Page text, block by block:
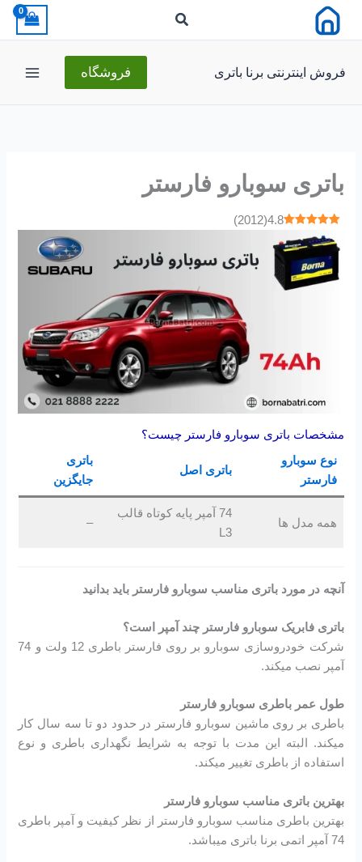
فروش اینترنتی برنا باتری فروشگاه
باتری سوبارو فارستر
4.8
(
2012
)
مشخصات باتری سوبارو فارستر چیست؟
نوع سوبارو
فارستر
باتری اصل
باتری
جایگزین
همه مدل ها
74 آمپر پایه کوتاه قالب
L3
–
آنچه در مورد باتری مناسب سوبارو فارستر باید بدانید
باتری فابریک سوبارو فارستر چند آمپر است؟
شرکت خودروسازی سوبارو بر روی فارستر باطری 12 ولت و 74
آمپر نصب میکند.
طول عمر باطری سوبارو فارستر
باطری بر روی ماشین سوبارو فارستر در حدود دو تا سه سال کار
میکند. البته این مدت با توجه به شرایط نگهداری باطری و نوع
استفاده از باطری تغییر میکند.
بهترین باتری مناسب سوبارو فارستر
بهترین باطری مناسب سوبارو فارستر از نظر کیفیت و آمپر باطری
74 آمپر اتمی برنا باتری میباشد.